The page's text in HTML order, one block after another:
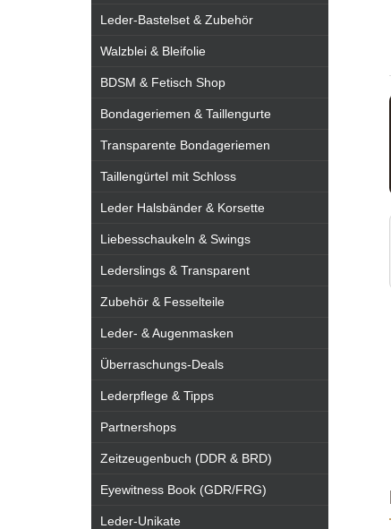
Leder-Bastelset & Zubehör
Walzblei & Bleifolie
BDSM & Fetisch Shop
Bondageriemen & Taillengurte
Transparente Bondageriemen
Taillengürtel mit Schloss
Leder Halsbänder & Korsette
Liebesschaukeln & Swings
Lederslings & Transparent
Zubehör & Fesselteile
Leder- & Augenmasken
Überraschungs-Deals
Lederpflege & Tipps
Partnershops
Zeitzeugenbuch (DDR & BRD)
Eyewitness Book (GDR/FRG)
Leder-Unikate